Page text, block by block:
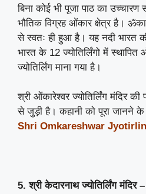
बिना कोई भी पूजा पाठ का
भौतिक विग्रह ओंकार क्षेत्र है।
से स्वतः ही हुआ है। यह नदी भारत
भारत के 12 ज्योतिर्लिंगो में
ज्योतिर्लिंग माना गया है।
श्री ओंकारेश्वर ज्योतिर्लिंग मंदिर की
से जुड़ी है। कहानी को पूरा जानने
Shri Omkareshwar
5. श्री केदारनाथ ज्योतिर्लिंग मंदिर